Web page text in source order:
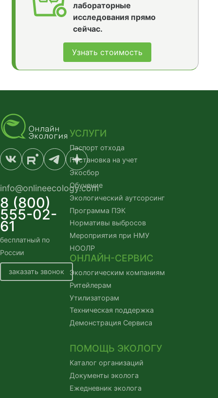
лабораторные
исследования прямо
сейчас.
Узнать стоимость
info@onlineecology.com
8 (800)
555-02-
61
бесплатный по
России
заказать звонок
УСЛУГИ
Паспорт отхода
Постановка на учет
Экосбор
Обучение
Экологический аутсорсинг
Программа ПЭК
Нормативы выбросов
Мероприятия при НМУ
НООЛР
ОНЛАЙН-СЕРВИС
Экологическим компаниям
Ритейлерам
Утилизаторам
Техническая поддержка
Демонстрация Сервиса
ПОМОЩЬ ЭКОЛОГУ
Каталог организаций
Документы эколога
Ежедневник эколога